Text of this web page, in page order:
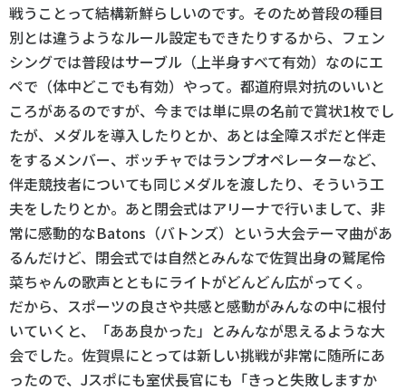
戦うことって結構新鮮らしいのです。そのため普段の種目
別とは違うようなルール設定もできたりするから、フェン
シングでは普段はサーブル（上半身すべて有効）なのにエ
ペで（体中どこでも有効）やって。都道府県対抗のいいと
ころがあるのですが、今までは単に県の名前で賞状1枚でし
たが、メダルを導入したりとか、あとは全障スポだと伴走
をするメンバー、ボッチャではランプオペレーターなど、
伴走競技者についても同じメダルを渡したり、そういう工
夫をしたりとか。あと閉会式はアリーナで行いまして、非
常に感動的なBatons（バトンズ）という大会テーマ曲があ
るんだけど、閉会式では自然とみんなで佐賀出身の鷲尾伶
菜ちゃんの歌声とともにライトがどんどん広がってく。
だから、スポーツの良さや共感と感動がみんなの中に根付
いていくと、「ああ良かった」とみんなが思えるような大
会でした。佐賀県にとっては新しい挑戦が非常に随所にあ
ったので、Jスポにも室伏長官にも「きっと失敗しますか